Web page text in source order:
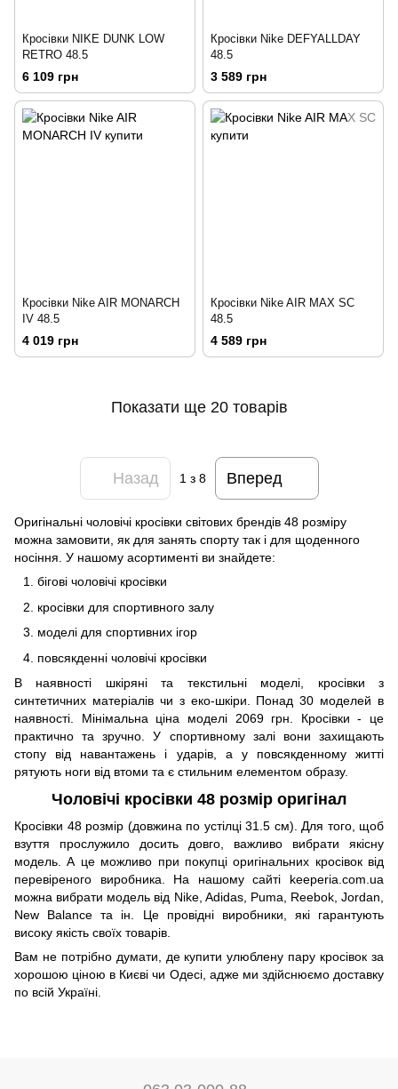
Кросівки NIKE DUNK LOW
RETRO 48.5
6 109 грн
Кросівки Nike DEFYALLDAY
48.5
3 589 грн
Кросівки Nike AIR MONARCH
IV 48.5
4 019 грн
Кросівки Nike AIR MAX SC
48.5
4 589 грн
Показати ще 20 товарів
Назад 1з 8 Вперед
Оригінальні чоловічі кросівки світових брендів 48 розміру
можна замовити, як для занять спорту так і для щоденного
носіння. У нашому асортименті ви знайдете:
бігові чоловічі кросівки
кросівки для спортивного залу
моделі для спортивних ігор
повсякденні чоловічі кросівки
В наявності шкіряні та текстильні моделі, кросівки з
синтетичних матеріалів чи з еко-шкіри. Понад 30 моделей в
наявності. Мінімальна ціна моделі 2069 грн. Кросівки - це
практично та зручно. У спортивному залі вони захищають
стопу від навантажень і ударів, а у повсякденному житті
рятують ноги від втоми та є стильним елементом образу.
Чоловічі кросівки 48 розмір оригінал
Кросівки 48 розмір (довжина по устілці 31.5 см). Для того, щоб
взуття прослужило досить довго, важливо вибрати якісну
модель. А це можливо при покупці оригінальних кросівок від
перевіреного виробника. На нашому сайті keeperia.com.ua
можна вибрати модель від Nike, Adidas, Puma, Reebok, Jordan,
New Balance та ін. Це провідні виробники, які гарантують
високу якість своїх товарів.
Вам не потрібно думати, де купити улюблену пару кросівок за
хорошою ціною в Києві чи Одесі, адже ми здійснюємо доставку
по всій Україні.